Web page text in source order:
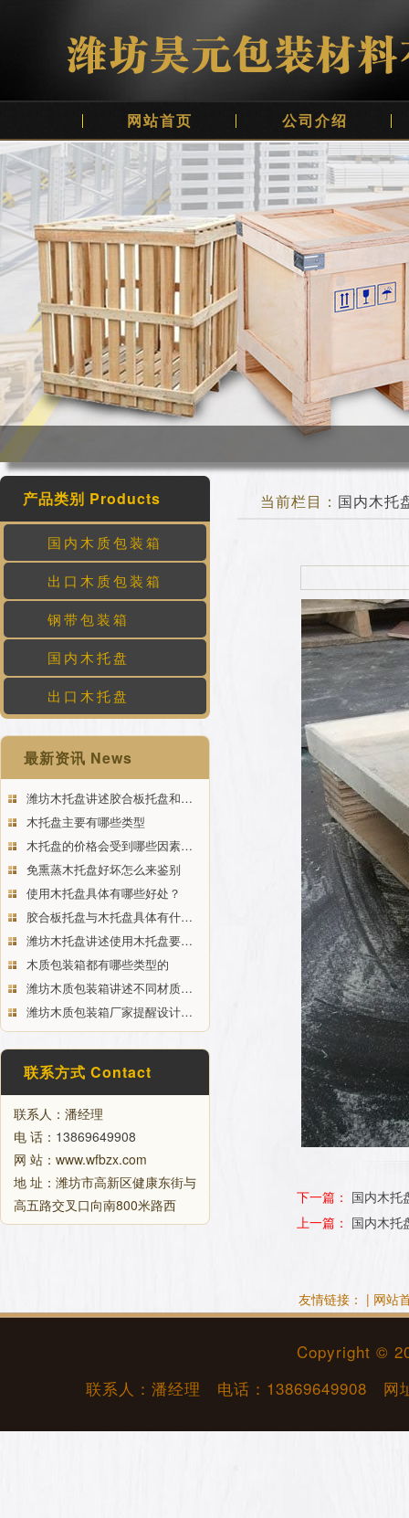
网站首页 公司介绍
产品类别 Products
国内木质包装箱
出口木质包装箱
钢带包装箱
国内木托盘
出口木托盘
最新资讯 News
潍坊木托盘讲述胶合板托盘和…
木托盘主要有哪些类型
木托盘的价格会受到哪些因素…
免熏蒸木托盘好坏怎么来鉴别
使用木托盘具体有哪些好处？
胶合板托盘与木托盘具体有什…
潍坊木托盘讲述使用木托盘要…
木质包装箱都有哪些类型的
潍坊木质包装箱讲述不同材质…
潍坊木质包装箱厂家提醒设计…
联系方式 Contact
联系人：潘经理
电 话： 13869649908
网 站：www.wfbzx.com
地 址：潍坊市高新区健康东街与
高五路交叉口向南800米路西
当前栏目： 国内木托
下一篇： 国内木托
上一篇： 国内木托
友情链接： | 网站
Copyright ©
联系人：潘经理 电话： 13869649908 网